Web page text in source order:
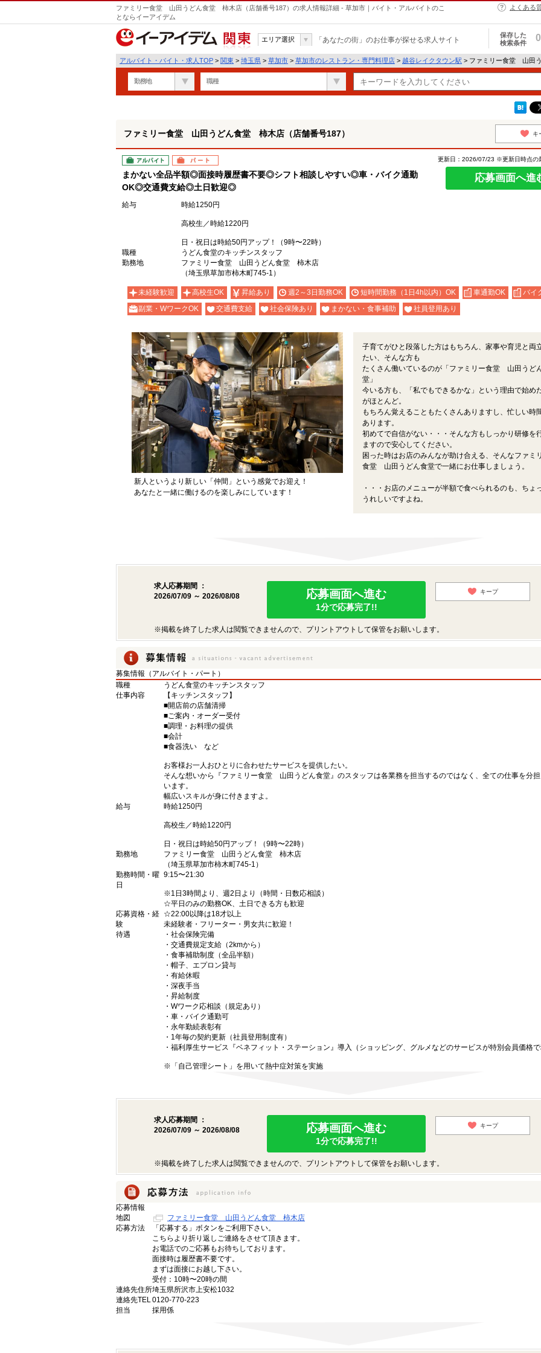
ファミリー食堂 山田うどん食堂 柿木店（店舗番号187）の求人情報詳細 - 草加市｜バイト・アルバイトのこ
とならイーアイデム
よくある
関東
エリア選択 「あなたの街」のお仕事が探せる求人サイト
保存した
検索条件
0
アルバイト・バイト・求人TOP > 関東 > 埼玉県 > 草加市 > 草加市のレストラン・専門料理店 > 越谷レイクタウン駅 > ファミリー食堂 山田
勤務地 職種
ファミリー食堂 山田うどん食堂 柿木店（店舗番号187） キ
アルバイト パート
まかない全品半額◎面接時履歴書不要◎シフト相談しやすい◎車・バイク通勤
OK◎交通費支給◎土日歓迎◎
更新日：2026/07/23 ※更新日時点の
応募画面へ進
給与 時給1250円
高校生／時給1220円
日・祝日は時給50円アップ！（9時〜22時）
職種
うどん食堂のキッチンスタッフ
勤務地
ファミリー食堂 山田うどん食堂 柿木店
（埼玉県草加市柿木町745-1）
未経験歓迎 高校生OK 昇給あり 週2～3日勤務OK 短時間勤務（1日4h以内）OK 車通勤OK
バイ
副業・WワークOK
交通費支給 社会保険あり まかない・食事補助 社員登用あり
新人というより新しい「仲間」という感覚でお迎え！
あなたと一緒に働けるのを楽しみにしています！
子育てがひと段落した方はもちろん、家事や育児と両
たい、そんな方も
たくさん働いているのが「ファミリー食堂 山田うど
堂」
今いる方も、「私でもできるかな」という理由で始め
がほとんど。
もちろん覚えることもたくさんありますし、忙しい時
あります。
初めてで自信がない・・・そんな方もしっかり研修を
ますので安心してください。
困った時はお店のみんなが助け合える、そんなファミ
食堂 山田うどん食堂で一緒にお仕事しましょう。
・・・お店のメニューが半額で食べられるのも、ちょ
うれしいですよね。
求人応募期間 ：
2026/07/09 ～ 2026/08/08
応募画面へ進む
1分で応募完了!!
キープ
※掲載を終了した求人は閲覧できませんので、プリントアウトして保管をお願いします。
募集情報（アルバイト・パート）
職種
うどん食堂のキッチンスタッフ
仕事内容
【キッチンスタッフ】
■開店前の店舗清掃
■ご案内・オーダー受付
■調理・お料理の提供
■会計
■食器洗い など
お客様お一人おひとりに合わせたサービスを提供したい。
そんな想いから『ファミリー食堂 山田うどん食堂』のスタッフは各業務を担当するのではなく、全ての仕事を分
います。
幅広いスキルが身に付きますよ。
給与
時給1250円
高校生／時給1220円
日・祝日は時給50円アップ！（9時〜22時）
勤務地
ファミリー食堂 山田うどん食堂 柿木店
（埼玉県草加市柿木町745-1）
勤務時間・曜
日
9:15〜21:30
※1日3時間より、週2日より（時間・日数応相談）
☆平日のみの勤務OK、土日できる方も歓迎
応募資格・経
験
☆22:00以降は18才以上
未経験者・フリーター・男女共に歓迎！
待遇
・社会保険完備
・交通費規定支給（2kmから）
・食事補助制度（全品半額）
・帽子、エプロン貸与
・有給休暇
・深夜手当
・昇給制度
・Wワーク応相談（規定あり）
・車・バイク通勤可
・永年勤続表彰有
・1年毎の契約更新（社員登用制度有）
・福利厚生サービス『ベネフィット・ステーション』導入（ショッピング、グルメなどのサービスが特別会員価格で
※「自己管理シート」を用いて熱中症対策を実施
求人応募期間 ：
2026/07/09 ～ 2026/08/08
応募画面へ進む
1分で応募完了!!
キープ
※掲載を終了した求人は閲覧できませんので、プリントアウトして保管をお願いします。
応募情報
地図
ファミリー食堂 山田うどん食堂 柿木店
応募方法
「応募する」ボタンをご利用下さい。
こちらより折り返しご連絡をさせて頂きます。
お電話でのご応募もお待ちしております。
面接時は履歴書不要です。
まずは面接にお越し下さい。
受付：10時〜20時の間
連絡先住所埼玉県所沢市上安松1032
連絡先TEL0120-770-223
担当
採用係